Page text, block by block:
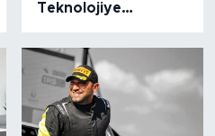
Teknolojiye
Teknopark